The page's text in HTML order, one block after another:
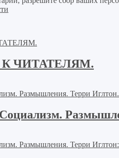
ЧИТАТЕЛЯМ.